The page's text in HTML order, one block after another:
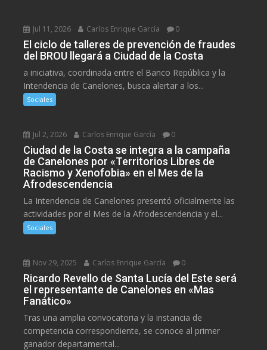
Jul 11, 2026 Carlos Enrique García 0
El ciclo de talleres de prevención de fraudes
del BROU llegará a Ciudad de la Costa
a iniciativa, coordinada entre el Banco República y la
Intendencia de Canelones, busca alertar a los...
Sociales
Jul 2, 2026 Carlos Enrique García 0
Ciudad de la Costa se integra a la campaña
de Canelones por «Territorios Libres de
Racismo y Xenofobia» en el Mes de la
Afrodescendencia
La Intendencia de Canelones presentó oficialmente las
actividades por el Mes de la Afrodescendencia y el...
Sociales
Nov 29, 2025 Carlos Enrique García 0
Ricardo Revello de Santa Lucía del Este será
el representante de Canelones en «Mas
Fanático»
Tras una amplia convocatoria y la instancia de
competencia correspondiente, se conoce al primer
ganador departamental...